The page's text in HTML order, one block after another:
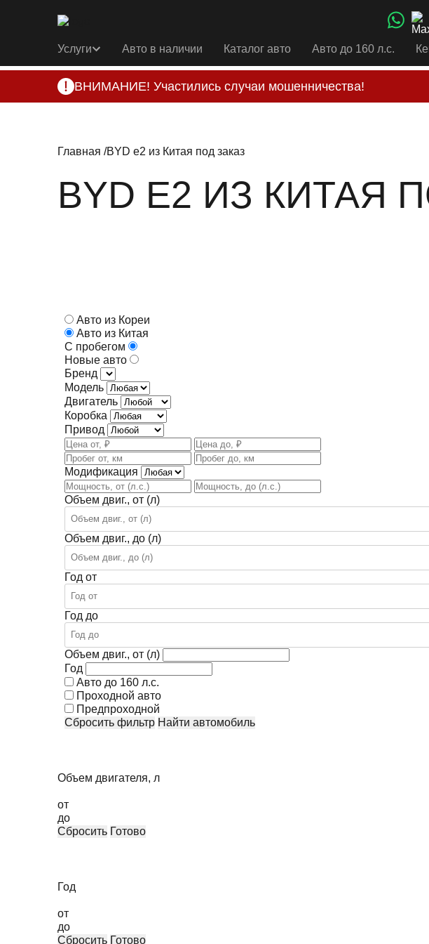
Услуги Авто в наличии Каталог авто Авто до 160 л.с.
ВНИМАНИЕ! Участились случаи мошенничества!
Главная BYD e2 из Китая под заказ
BYD E2 ИЗ КИТАЯ
Авто из Кореи
Авто из Китая
С пробегом
Новые авто
Бренд
Модель
Двигатель
Коробка
Привод
Модификация
Объем двиг., от (л)
Объем двиг., до (л)
Год от
Год до
Объем двиг., от (л)
Год
Авто до 160 л.с.
Проходной авто
Предпроходной
Сбросить фильтр
Найти автомобиль
Объем двигателя, л
от
до
Сбросить Готово
Год
от
до
Сбросить Готово